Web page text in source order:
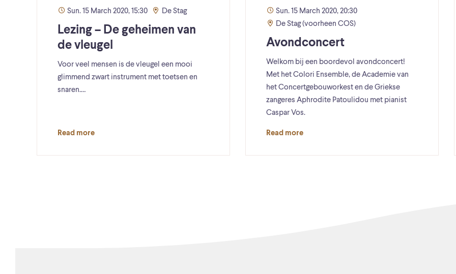
Sun. 15 March 2020, 15:30 De Stag
Lezing – De geheimen van
de vleugel
Voor veel mensen is de vleugel een mooi
glimmend zwart instrument met toetsen en
snaren.…
Read more
Sun. 15 March 2020, 20:30
De Stag (voorheen COS)
Avondconcert
Welkom bij een boordevol avondconcert!
Met het Colori Ensemble, de Academie van
het Concertgebouworkest en de Griekse
zangeres Aphrodite Patoulidou met pianist
Caspar Vos.
Read more